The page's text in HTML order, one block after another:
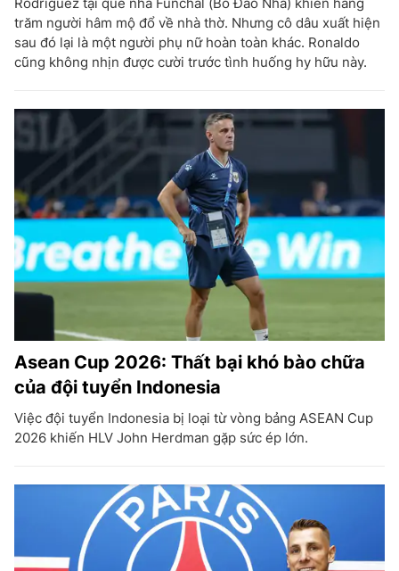
trăm người hâm mộ đổ về nhà thờ. Nhưng cô dâu xuất hiện
sau đó lại là một người phụ nữ hoàn toàn khác. Ronaldo
cũng không nhịn được cười trước tình huống hy hữu này.
Asean Cup 2026: Thất bại khó bào chữa
của đội tuyển Indonesia
Việc đội tuyển Indonesia bị loại từ vòng bảng ASEAN Cup
2026 khiến HLV John Herdman gặp sức ép lớn.